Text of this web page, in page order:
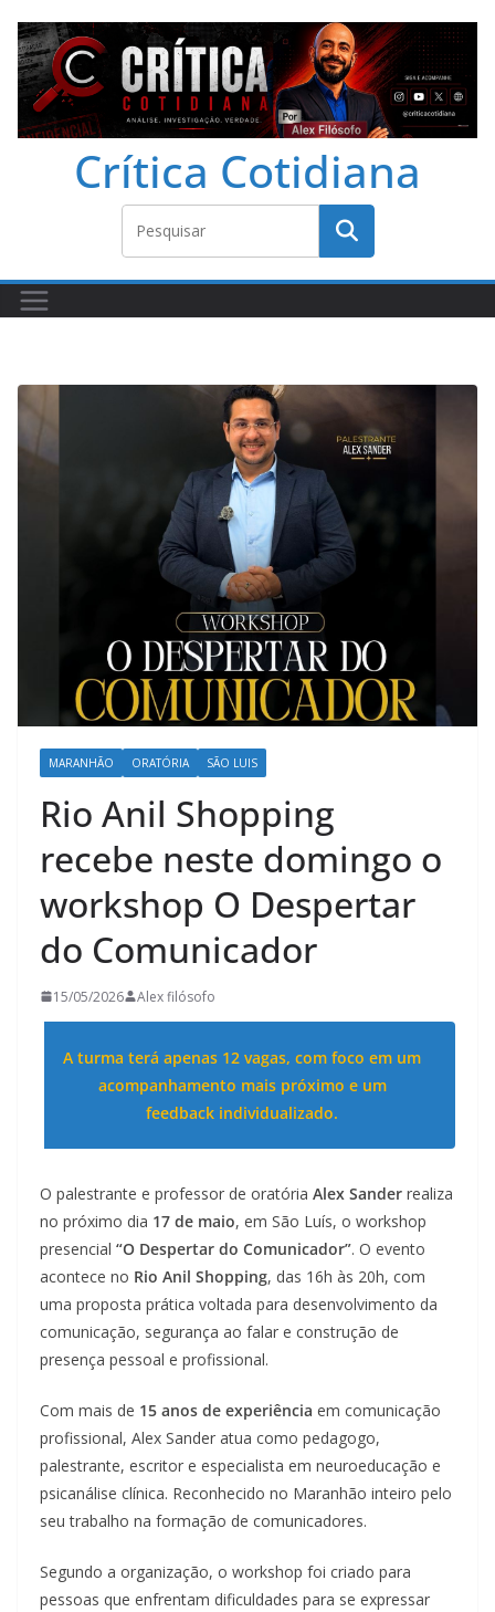
Crítica Cotidiana
MARANHÃO ORATÓRIA SÃO LUIS
Rio Anil Shopping
recebe neste domingo o
workshop O Despertar
do Comunicador
15/05/2026 Alex filósofo
A turma terá apenas 12 vagas, com foco em um
acompanhamento mais próximo e um
feedback individualizado.
O palestrante e professor de oratória Alex Sander realiza
no próximo dia 17 de maio, em São Luís, o workshop
presencial “O Despertar do Comunicador”. O evento
acontece no Rio Anil Shopping, das 16h às 20h, com
uma proposta prática voltada para desenvolvimento da
comunicação, segurança ao falar e construção de
presença pessoal e profissional.
Com mais de 15 anos de experiência em comunicação
profissional, Alex Sander atua como pedagogo,
palestrante, escritor e especialista em neuroeducação e
psicanálise clínica. Reconhecido no Maranhão inteiro pelo
seu trabalho na formação de comunicadores.
Segundo a organização, o workshop foi criado para
pessoas que enfrentam dificuldades para se expressar